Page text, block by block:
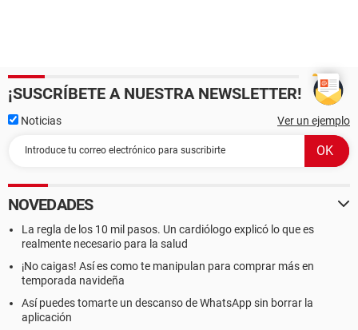
¡SUSCRÍBETE A NUESTRA NEWSLETTER!
Noticias Ver un ejemplo
NOVEDADES
La regla de los 10 mil pasos. Un cardiólogo explicó lo que es
realmente necesario para la salud
¡No caigas! Así es como te manipulan para comprar más en
temporada navideña
Así puedes tomarte un descanso de WhatsApp sin borrar la
aplicación